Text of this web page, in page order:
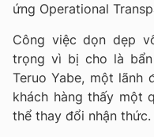
ứng Operational
Công việc dọn dẹp
trọng vì bị cho là
Teruo Yabe, một lãnh
khách hàng thấy một
thể thay đổi nhận thức.